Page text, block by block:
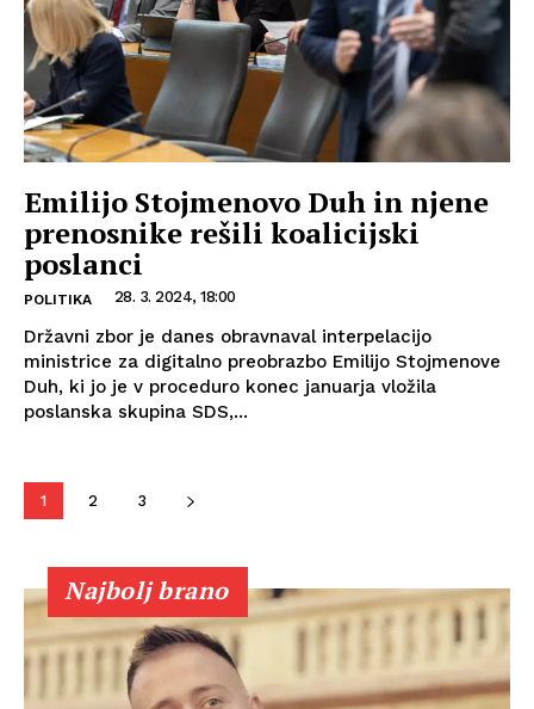
Emilijo Stojmenovo Duh in njene
prenosnike rešili koalicijski
poslanci
POLITIKA 28. 3. 2024, 18:00
Državni zbor je danes obravnaval interpelacijo
ministrice za digitalno preobrazbo Emilijo Stojmenove
Duh, ki jo je v proceduro konec januarja vložila
poslanska skupina SDS,...
1 2 3
Najbolj brano